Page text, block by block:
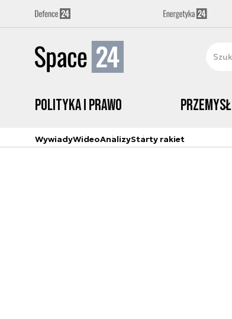
Polityka i prawo Przemysł
WywiadyWideoAnalizyStarty rakiet